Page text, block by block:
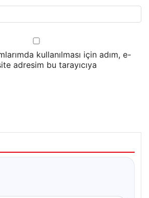
kullanılması için adım, e-
adresim bu tarayıcıya